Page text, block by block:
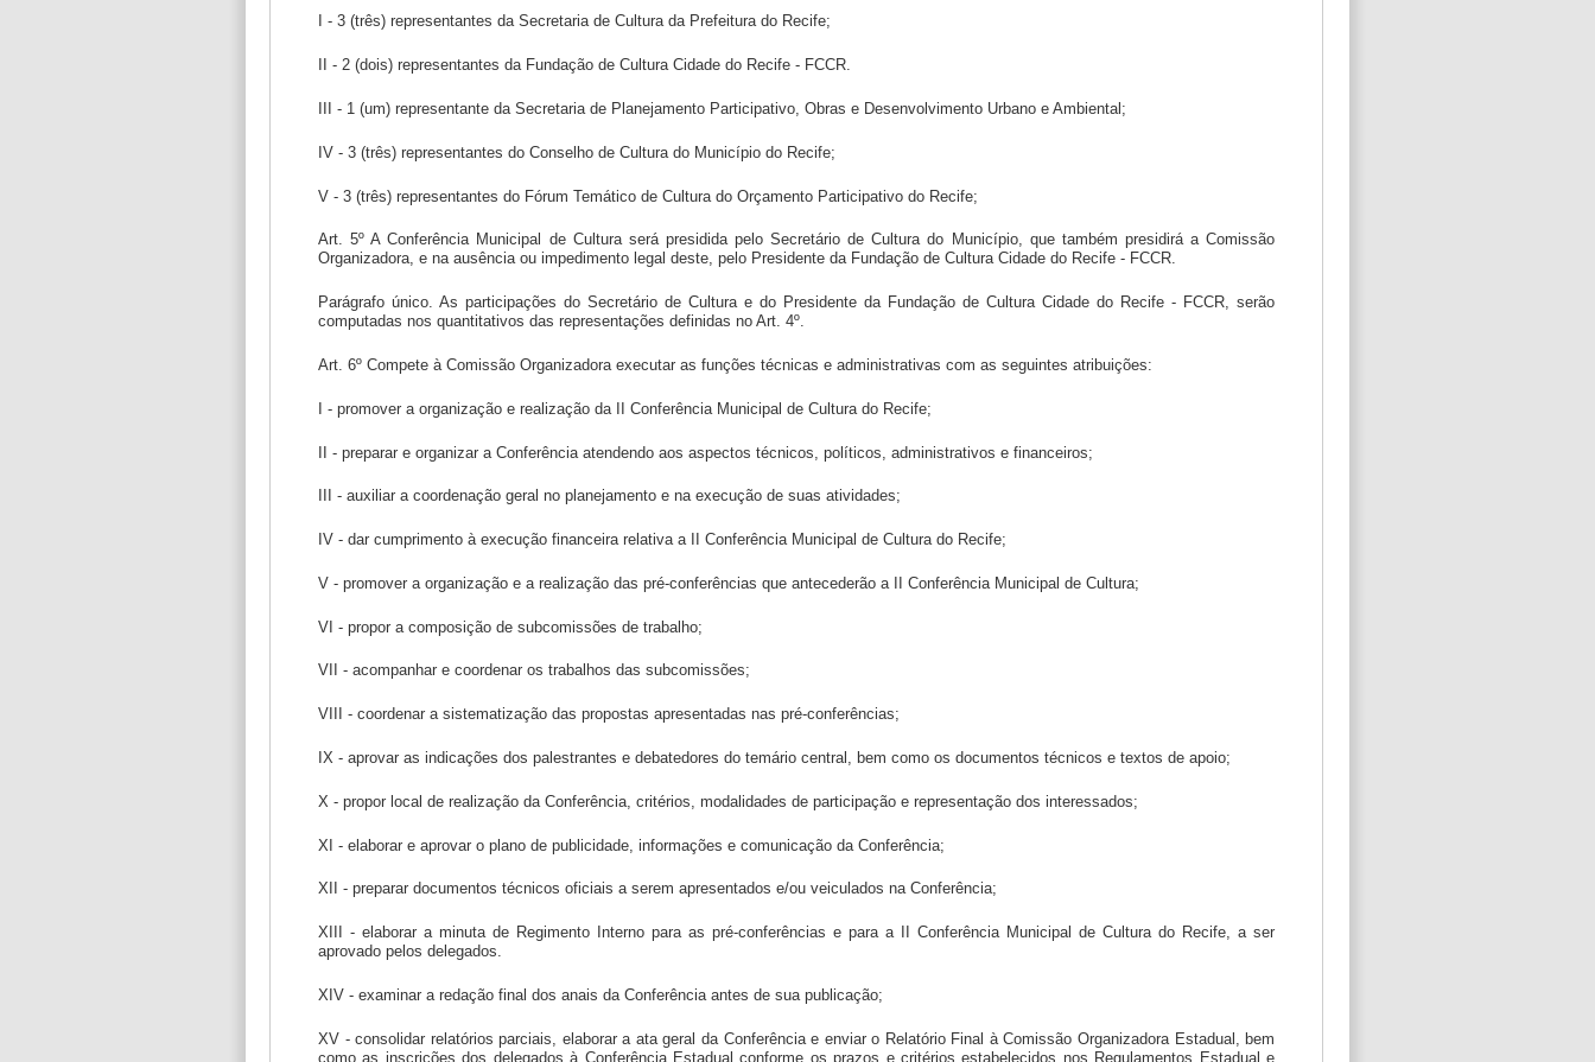
I - 3 (três) representantes da Secretaria de Cultura da Prefeitura do Recife;
II - 2 (dois) representantes da Fundação de Cultura Cidade do Recife - FCCR.
III - 1 (um) representante da Secretaria de Planejamento Participativo, Obras e Desenvolvimento Urbano e Ambiental;
IV - 3 (três) representantes do Conselho de Cultura do Município do Recife;
V - 3 (três) representantes do Fórum Temático de Cultura do Orçamento Participativo do Recife;
Art. 5º A Conferência Municipal de Cultura será presidida pelo Secretário de Cultura do Município, que também presidirá a Comissão
Organizadora, e na ausência ou impedimento legal deste, pelo Presidente da Fundação de Cultura Cidade do Recife - FCCR.
Parágrafo único. As participações do Secretário de Cultura e do Presidente da Fundação de Cultura Cidade do Recife - FCCR, serão
computadas nos quantitativos das representações definidas no Art. 4º.
Art. 6º Compete à Comissão Organizadora executar as funções técnicas e administrativas com as seguintes atribuições:
I - promover a organização e realização da II Conferência Municipal de Cultura do Recife;
II - preparar e organizar a Conferência atendendo aos aspectos técnicos, políticos, administrativos e financeiros;
III - auxiliar a coordenação geral no planejamento e na execução de suas atividades;
IV - dar cumprimento à execução financeira relativa a II Conferência Municipal de Cultura do Recife;
V - promover a organização e a realização das pré-conferências que antecederão a II Conferência Municipal de Cultura;
VI - propor a composição de subcomissões de trabalho;
VII - acompanhar e coordenar os trabalhos das subcomissões;
VIII - coordenar a sistematização das propostas apresentadas nas pré-conferências;
IX - aprovar as indicações dos palestrantes e debatedores do temário central, bem como os documentos técnicos e textos de apoio;
X - propor local de realização da Conferência, critérios, modalidades de participação e representação dos interessados;
XI - elaborar e aprovar o plano de publicidade, informações e comunicação da Conferência;
XII - preparar documentos técnicos oficiais a serem apresentados e/ou veiculados na Conferência;
XIII - elaborar a minuta de Regimento Interno para as pré-conferências e para a II Conferência Municipal de Cultura do Recife, a ser
aprovado pelos delegados.
XIV - examinar a redação final dos anais da Conferência antes de sua publicação;
XV - consolidar relatórios parciais, elaborar a ata geral da Conferência e enviar o Relatório Final à Comissão Organizadora Estadual, bem
como as inscrições dos delegados à Conferência Estadual conforme os prazos e critérios estabelecidos nos Regulamentos Estadual e